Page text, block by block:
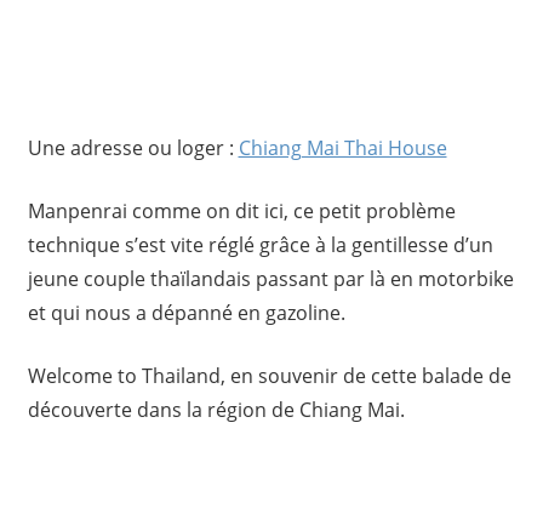
Une adresse ou loger : Chiang Mai Thai House
Manpenrai comme on dit ici, ce petit problème
technique s’est vite réglé grâce à la gentillesse d’un
jeune couple thaïlandais passant par là en motorbike
et qui nous a dépanné en gazoline.
Welcome to Thailand, en souvenir de cette balade de
découverte dans la région de Chiang Mai.